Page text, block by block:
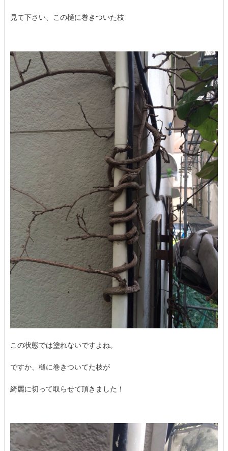
見て下さい、この樋に巻きついた枝
この状態では塗れないですよね。
ですか、樋に巻きついてた枝が
綺麗に切って取らせて頂きました！